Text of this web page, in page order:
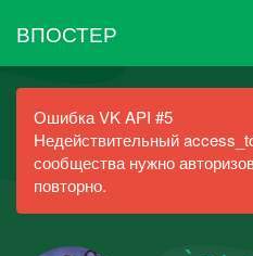
ВПОСТЕР
Ошибка VK API #5
Недействительный
сообщества нужно
повторно.